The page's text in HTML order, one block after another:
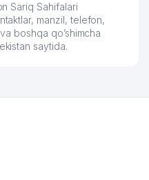
Sariq Sahifalari
manzil, telefon,
boshqa qo’shimcha
saytida.